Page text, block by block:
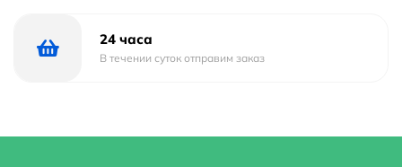
24 часа
В течении суток отправим заказ